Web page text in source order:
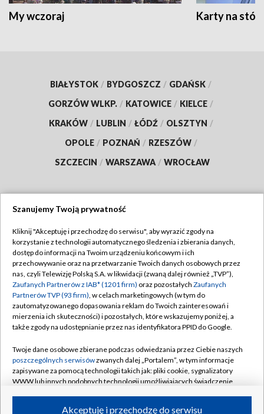
My wczoraj Karty na
BIAŁYSTOK / BYDGOSZCZ / GDAŃSK /
GORZÓW WLKP. / KATOWICE / KIELCE /
KRAKÓW / LUBLIN / ŁÓDŹ / OLSZTYN /
OPOLE / POZNAŃ / RZESZÓW /
SZCZECIN / WARSZAWA / WROCŁAW
TVP
Abonament TVP
Emisja w TVP
Centrum informacji TVP
Naziemna Telewizja Cyfrowa
Rada Programowa
System NOS
Informacje o nadawcy
Regulamin TVP
Polityka prywatności
Moje zgody
Pomoc
Kontakt
Kanały
Szanujemy Twoją prywatność
Kliknij "Akceptuję i przechodzę do serwisu", aby wyrazić zgody na
korzystanie z technologii automatycznego śledzenia i zbierania danych,
dostęp do informacji na Twoim urządzeniu końcowym i ich
przechowywanie oraz na przetwarzanie Twoich danych osobowych przez
nas, czyli Telewizję Polską S.A. w likwidacji (zwaną dalej również „TVP”),
Zaufanych Partnerów z IAB* (1201 firm) oraz pozostałych Zaufanych
Partnerów TVP (93 firm), w celach marketingowych (w tym do
zautomatyzowanego dopasowania reklam do Twoich zainteresowań i
mierzenia ich skuteczności) i pozostałych, które wskazujemy poniżej, a
także zgody na udostępnianie przez nas identyfikatora PPID do Google.
Twoje dane osobowe zbierane podczas odwiedzania przez Ciebie naszych
poszczególnych serwisówzwanych dalej „Portalem”, w tym informacje
zapisywane za pomocą technologii takich jak: pliki cookie, sygnalizatory
WWW lub innych podobnych technologii umożliwiających świadczenie
Akceptuję i przechodzę do serwisu